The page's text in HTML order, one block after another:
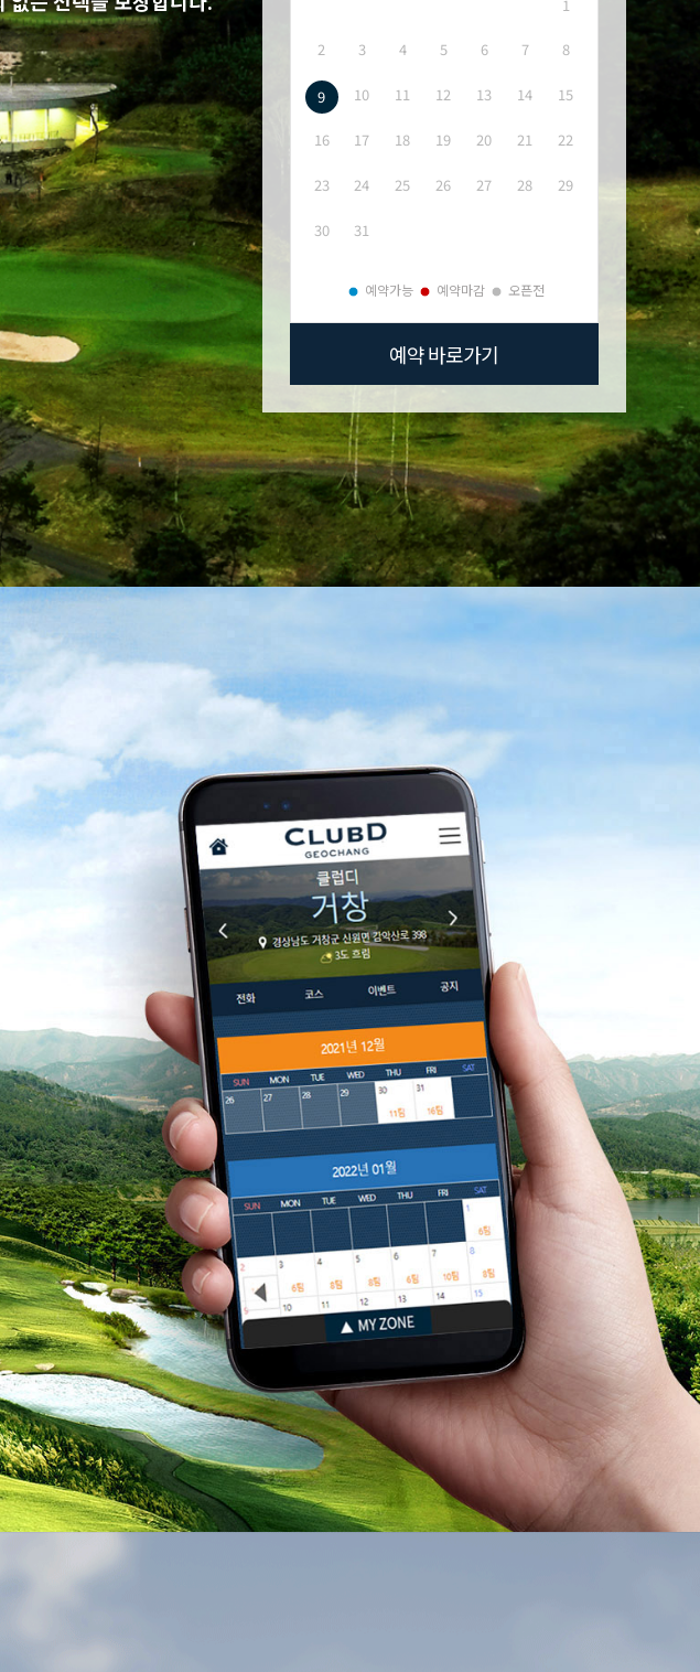
1
2 3 4 5 6 7 8
9 10 11 12 13 14 15
16 17 18 19 20 21 22
23 24 25 26 27 28 29
30 31
예약가능 예약마감 오픈전
예약 바로가기